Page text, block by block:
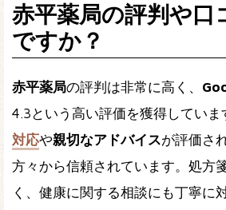
赤平薬局の評判や口
ですか？
赤平薬局の評判は非常に高く、
4.3という高い評価を獲得していま
対応や親切なアドバイスが評価さ
方々から信頼されています。処方
く、健康に関する相談にも丁寧に